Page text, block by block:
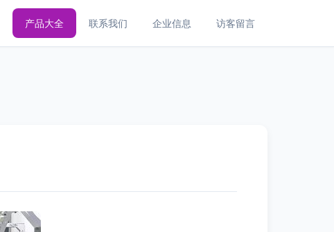
产品大全 联系我们 企业信息 访客留言